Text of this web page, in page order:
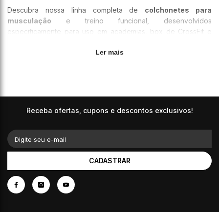
Descubra nossa linha completa de colchonetes para
musculação e treino funcional, desenvolvidos
especificamente para uso em academias, box de CrossFit e
densidade e espessura ideais para absorção de impacto
Colchonete de EVA e NBR: Material de Alta
Performance
nossos colchonetes para academia proporcionam excelente
amortecimento sem comprometer a estabilidade. Ideais para:
Exercícios abdominaise core training com máximo
conforto lombar
Pranchas e isometria
Alongamento muscular
Ler mais
Receba ofertas, cupons e descontos exclusivos!
Digite seu e-mail
CADASTRAR